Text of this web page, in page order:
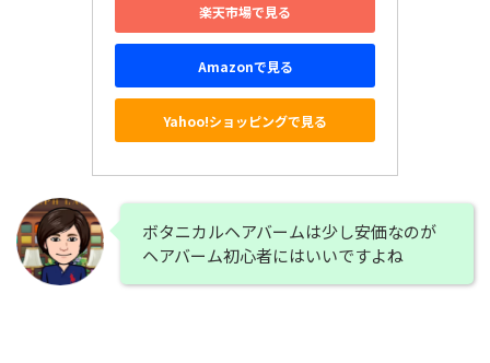
楽天市場で見る
Amazonで見る
Yahoo!ショッピングで見る
ボタニカルヘアバームは少し安価なのが
ヘアバーム初心者にはいいですよね